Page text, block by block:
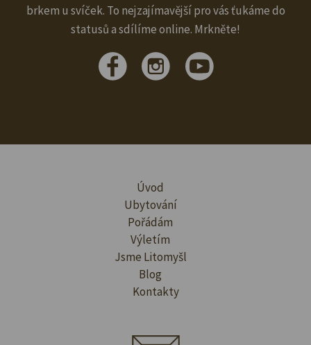
brkem u svíček. To nejzajímavější pro vás ťukáme do
statusů a sdílíme online. Mrkněte!
Úvod
Ubytování
Pořádám
Výletím
Jsme Litomyšl
Blog
Kontakty